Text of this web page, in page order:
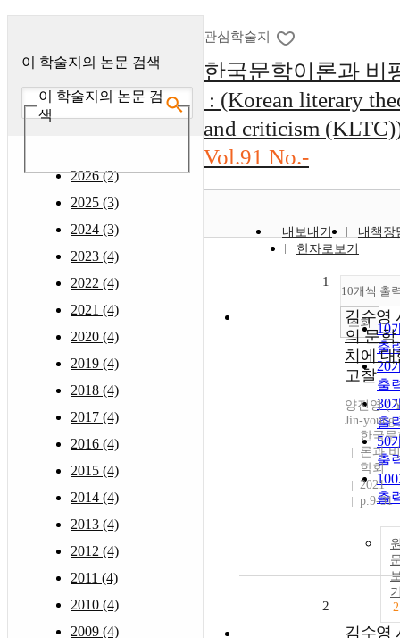
이 학술지의 논문 검색
이 학술지의 논문 검
색
2026 (2)
2025 (3)
2024 (3)
2023 (4)
2022 (4)
2021 (4)
2020 (4)
2019 (4)
2018 (4)
2017 (4)
2016 (4)
2015 (4)
2014 (4)
2013 (4)
2012 (4)
2011 (4)
2010 (4)
2009 (4)
관심학술지
한국문학이론과 비
: (Korean literary
and criticism
Vol.91 No.-
내보내기
내책장
한자로보기
10개씩 출
10
출
20
출
30
출
50
출
출
조회
1
김수영
의 문학
치에 대
고찰
양진영 (
Jin-young
한국
론과
학회
2021
p.9-31
2
2
김수영